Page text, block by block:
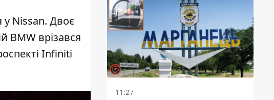
у Nissan. Двоє
BMW врізався
Infiniti
11:27